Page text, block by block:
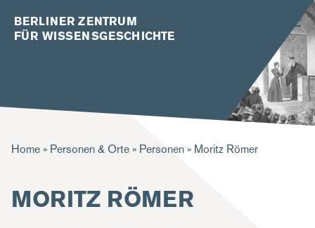
BERLINER ZENTRUM
FÜR WISSENSGESCHICHTE
P
a
Home Personen & Orte Personen Moritz Römer
MORITZ RÖMER